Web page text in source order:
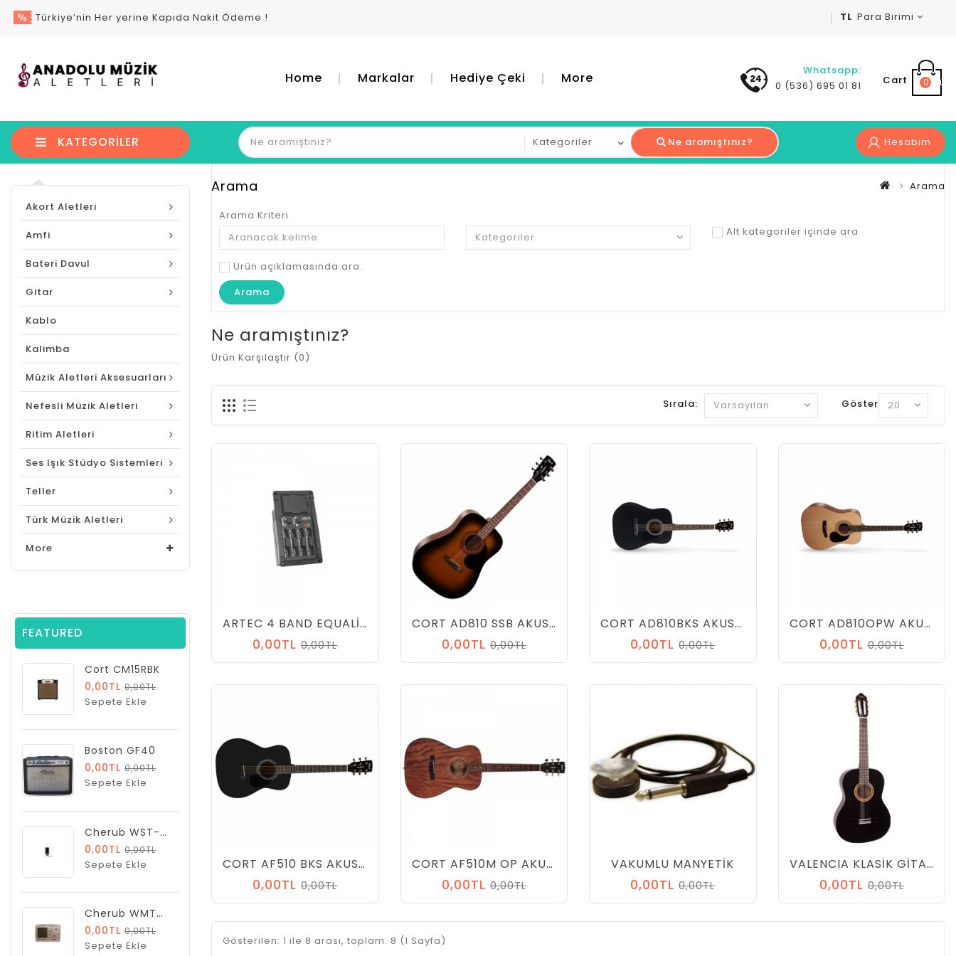
Türkiye’nin Her yerine Kapıda Nakit Ödeme ! TL Para Birimi
Home Markalar Hediye Çeki More
Whatsapp:
0 (536) 695 01 81
Cart 0 ürün
Hesabım
Ne aramıştınız?
KATEGORILER
Akort Aletleri
Amfi
Bateri Davul
Gitar
Kablo
Kalimba
Müzik Aletleri Aksesuarları
Nefesli Müzik Aletleri
Ritim Aletleri
Ses Işık Stüdyo Sistemleri
Teller
Türk Müzik Aletleri
More
FEATURED
Cort CM15RBK
0,00TL 0,00TL
Sepete Ekle
Boston GF40
0,00TL 0,00TL
Sepete Ekle
Cherub WST-650C Tuner
0,00TL 0,00TL
Sepete Ekle
Cherub WMT555C
0,00TL 0,00TL
Sepete Ekle
Arama Arama
Arama Kriteri
Alt kategoriler içinde ara
Ürün açıklamasında ara.
Ne aramıştınız?
Ürün Karşılaştır (0)
Göster:
Sırala:
ARTEC 4 BAND EQUALİZER +NOTCH SWITCH KUTULU
0,00TL 0,00TL
CORT AD810 SSB AKUSTİK GİTAR
0,00TL 0,00TL
CORT AD810BKS AKUSTİK GİTAR, OPEN PORE MAUN, FOLK KASA
0,00TL 0,00TL
CORT AD810OPW AKUSTİK GİTAR
0,00TL 0,00TL
CORT AF510 BKS AKUSTİK GİTAR
0,00TL 0,00TL
CORT AF510M OP AKUSTİK GİTAR
0,00TL 0,00TL
VAKUMLU MANYETİK
0,00TL 0,00TL
VALENCIA KLASİK GİTAR SAP ÇELİKLİ 1/2 SİYAH
0,00TL 0,00TL
Gösterilen: 1 ile 8 arası, toplam: 8 (1 Sayfa)